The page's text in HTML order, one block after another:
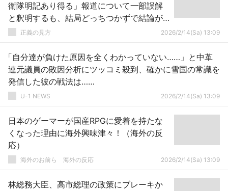
衛隊明記あり得る」報道について一部誤解
と釈明するも、結局どっちつかずで結論が
ないと話題に（動画）
正義の見方 2026/2/14(Sa) 13:09
「自分達が負けた原因を全くわかっていない……」と中革
連元議員の敗因分析にツッコミ殺到、確かに雪国の常識を
発信した彼の戦法は……
U-1 NEWS 2026/2/14(Sa) 13:09
日本のゲーマーが国産RPGに愛着を持たな
くなった理由に海外興味津々！（海外の反
応）
海外のお前ら 海外の反応 2026/2/14(Sa) 13:09
林総務大臣、高市総理の政策にブレーキか